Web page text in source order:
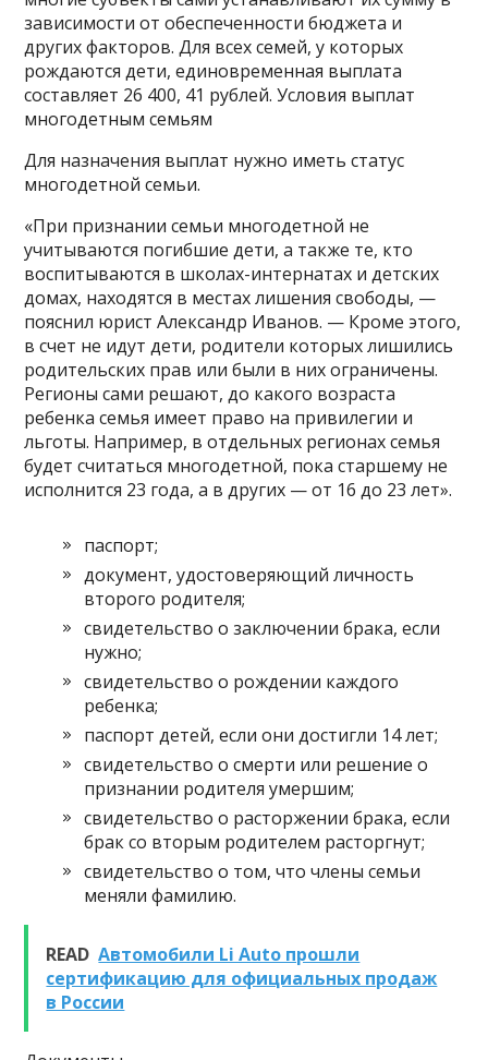
зависимости от обеспеченности бюджета и
других факторов. Для всех семей, у которых
рождаются дети, единовременная выплата
составляет 26 400, 41 рублей. Условия выплат
многодетным семьям
Для назначения выплат нужно иметь статус
многодетной семьи.
«При признании семьи многодетной не
учитываются погибшие дети, а также те, кто
воспитываются в школах-интернатах и детских
домах, находятся в местах лишения свободы, —
пояснил юрист Александр Иванов. — Кроме этого,
в счет не идут дети, родители которых лишились
родительских прав или были в них ограничены.
Регионы сами решают, до какого возраста
ребенка семья имеет право на привилегии и
льготы. Например, в отдельных регионах семья
будет считаться многодетной, пока старшему не
исполнится 23 года, а в других — от 16 до 23 лет».
паспорт;
документ, удостоверяющий личность
второго родителя;
свидетельство о заключении брака, если
нужно;
свидетельство о рождении каждого
ребенка;
паспорт детей, если они достигли 14 лет;
свидетельство о смерти или решение о
признании родителя умершим;
свидетельство о расторжении брака, если
брак со вторым родителем расторгнут;
свидетельство о том, что члены семьи
меняли фамилию.
READ Автомобили Li Auto прошли
сертификацию для официальных продаж
в России